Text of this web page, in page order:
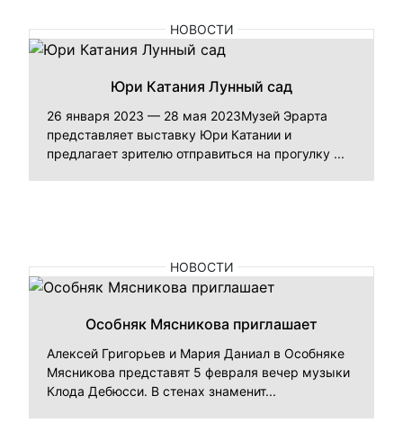
НОВОСТИ
Юри Катания Лунный сад
26 января 2023 — 28 мая 2023Музей Эрарта
представляет выставку Юри Катании и
предлагает зрителю отправиться на прогулку ...
НОВОСТИ
Особняк Мясникова приглашает
Алексей Григорьев и Мария Даниал в Особняке
Мясникова представят 5 февраля вечер музыки
Клода Дебюсси. В стенах знаменит...